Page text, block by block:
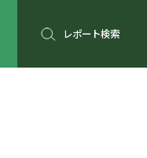
レポート検索